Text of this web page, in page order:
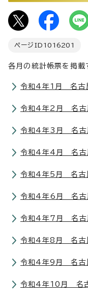
ページID 1016201
各月の統計帳票を掲載
令和4年1月 名古
令和4年2月 名古
令和4年3月 名古
令和4年4月 名古
令和4年5月 名古
令和4年6月 名古
令和4年7月 名古
令和4年8月 名古
令和4年9月 名古
令和4年10月 名古